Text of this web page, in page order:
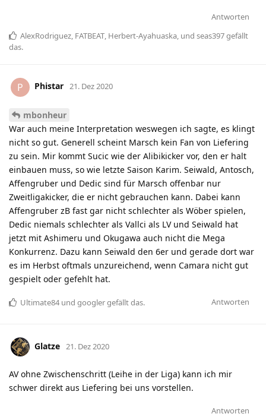
Antworten
AlexRodriguez FATBEAT Herbert-Ayahuaska , und seas397gefällt
das.
P Phistar 21. Dez 2020
mbonheur
War auch meine Interpretation weswegen ich sagte, es klingt
nicht so gut. Generell scheint Marsch kein Fan von Liefering
zu sein. Mir kommt Sucic wie der Alibikicker vor, den er halt
einbauen muss, so wie letzte Saison Karim. Seiwald, Antosch,
Affengruber und Dedic sind für Marsch offenbar nur
Zweitligakicker, die er nicht gebrauchen kann. Dabei kann
Affengruber zB fast gar nicht schlechter als Wöber spielen,
Dedic niemals schlechter als Vallci als LV und Seiwald hat
jetzt mit Ashimeru und Okugawa auch nicht die Mega
Konkurrenz. Dazu kann Seiwald den 6er und gerade dort war
es im Herbst oftmals unzureichend, wenn Camara nicht gut
gespielt oder gefehlt hat.
Antworten
Ultimate84 und googlergefällt das.
Glatze 21. Dez 2020
AV ohne Zwischenschritt (Leihe in der Liga) kann ich mir
schwer direkt aus Liefering bei uns vorstellen.
Antworten